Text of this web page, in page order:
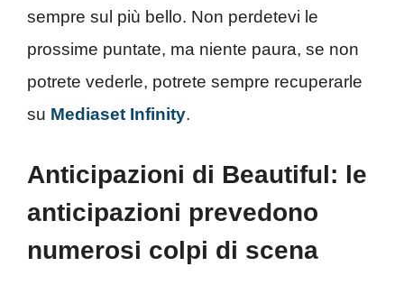
sempre sul più bello. Non perdetevi le
prossime puntate, ma niente paura, se non
potrete vederle, potrete sempre recuperarle
su Mediaset Infinity.
Anticipazioni di Beautiful: le
anticipazioni prevedono
numerosi colpi di scena